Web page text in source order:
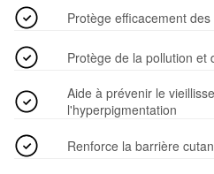
Protège efficacement des
Protège de la pollution et
Aide à prévenir le
l'hyperpigmentation
Renforce la barrière